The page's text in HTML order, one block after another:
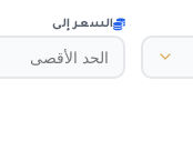
السعر إلى